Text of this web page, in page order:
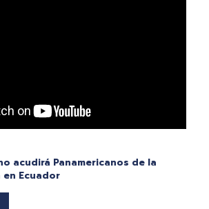
acudirá Panamericanos de la
en Ecuador